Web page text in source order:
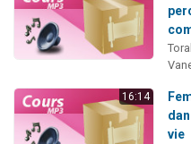
16:14
vie